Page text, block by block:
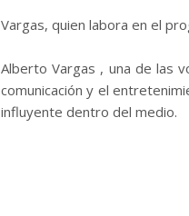
Vargas, quien labora en el
Alberto Vargas , una de las
comunicación y el
influyente dentro del medio.